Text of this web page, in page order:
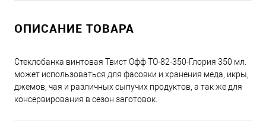
ОПИСАНИЕ ТОВАРА
Стеклобанка винтовая Твист Офф ТО-82-350-Глория 350 мл.
может использоваться для фасовки и хранения меда, икры,
джемов, чая и различных сыпучих продуктов, а так же для
консервирования в сезон заготовок.